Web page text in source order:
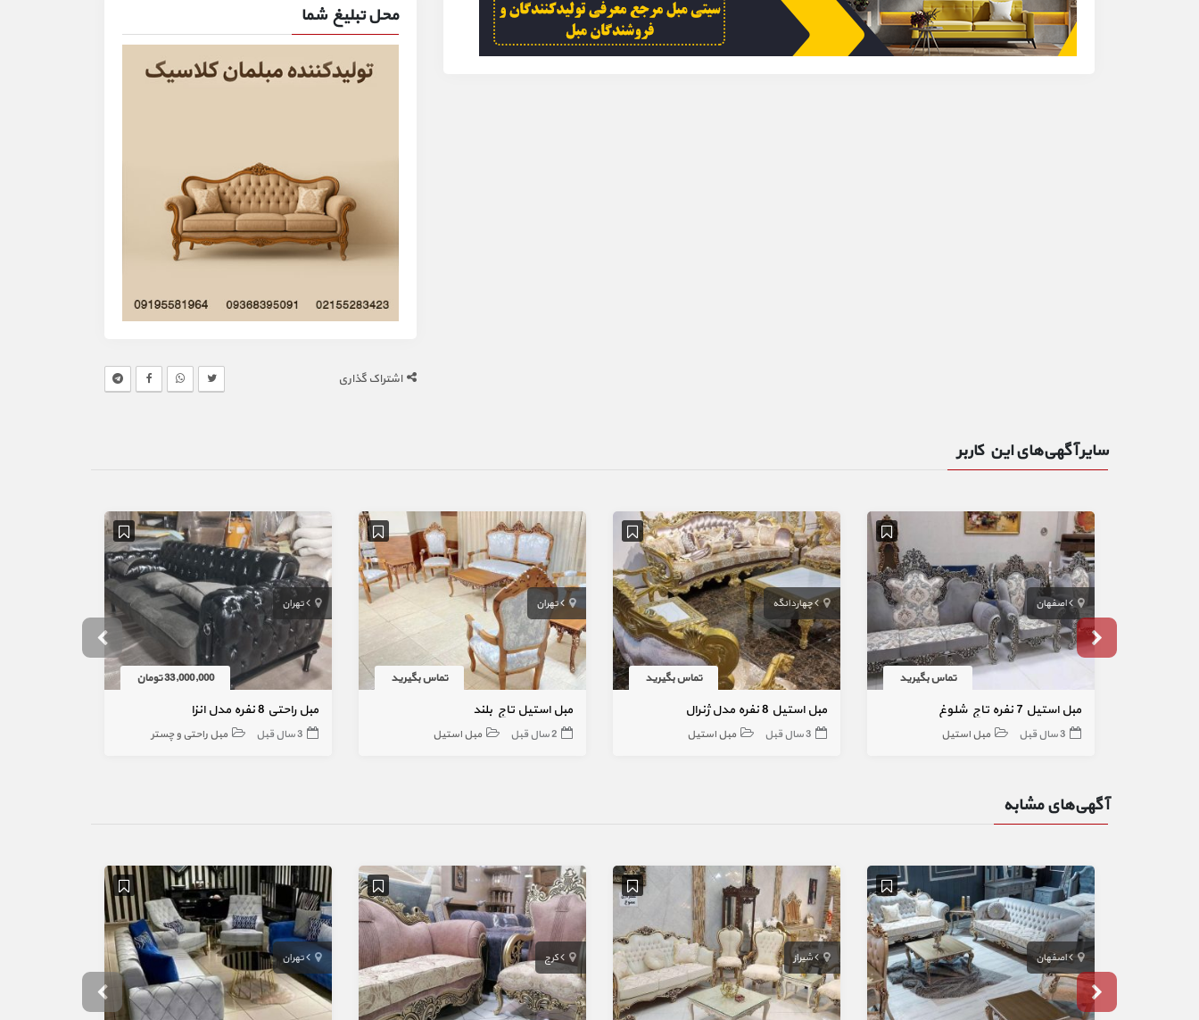
محل تبلیغ شما
اشتراک گذاری
سایر آگهی‌های این کاربر
اصفهان
تماس بگیرید
مبل استیل 7 نفره تاج شلوغ
3 سال قبل مبل استیل
چهاردانگه
تماس بگیرید
مبل استیل 8 نفره مدل ژنرال
3 سال قبل مبل استیل
تهران
تماس بگیرید
مبل استیل تاج بلند
2 سال قبل مبل استیل
تهران
33,000,000 تومان
مبل راحتی 8 نفره مدل انزا
3 سال قبل مبل راحتی و چستر
آگهی‌های مشابه
اصفهان شیراز کرج تهران